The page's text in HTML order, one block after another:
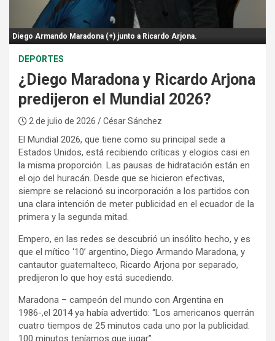
Diego Armando Maradona (+) junto a Ricardo Arjona.
DEPORTES
¿Diego Maradona y Ricardo Arjona
predijeron el Mundial 2026?
2 de julio de 2026 / César Sánchez
El Mundial 2026, que tiene como su principal sede a
Estados Unidos, está recibiendo críticas y elogios casi en
la misma proporción. Las pausas de hidratación están en
el ojo del huracán. Desde que se hicieron efectivas,
siempre se relacionó su incorporación a los partidos con
una clara intención de meter publicidad en el ecuador de la
primera y la segunda mitad.
Empero, en las redes se descubrió un insólito hecho, y es
que el mítico ‘10’ argentino, Diego Armando Maradona, y
cantautor guatemalteco, Ricardo Arjona por separado,
predijeron lo que hoy está sucediendo.
Maradona – campeón del mundo con Argentina en
1986-,el 2014 ya había advertido: “Los americanos querrán
cuatro tiempos de 25 minutos cada uno por la publicidad.
100 minutos teníamos que jugar”.